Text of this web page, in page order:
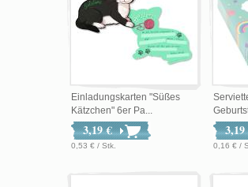
Einladungskarten "Süßes
Kätzchen" 6er Pa...
3,19 €
0,53 € / Stk. 0,16 € /